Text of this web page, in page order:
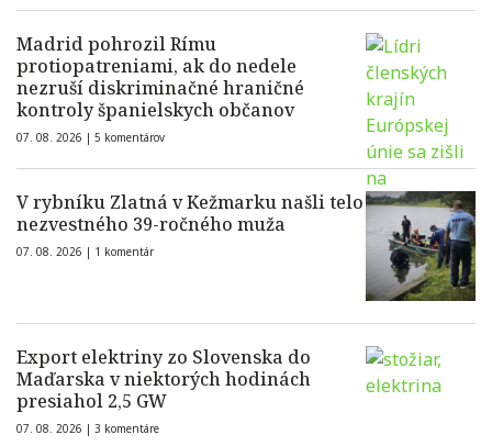
Madrid pohrozil Rímu
protiopatreniami, ak do nedele
nezruší diskriminačné hraničné
kontroly španielskych občanov
07. 08. 2026 | 5 komentárov
V rybníku Zlatná v Kežmarku našli telo
nezvestného 39-ročného muža
07. 08. 2026 | 1 komentár
Export elektriny zo Slovenska do
Maďarska v niektorých hodinách
presiahol 2,5 GW
07. 08. 2026 | 3 komentáre